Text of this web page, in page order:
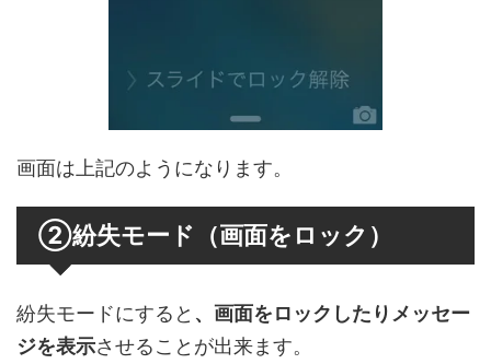
画面は上記のようになります。
②紛失モード（画面をロック）
紛失モードにすると 、画面をロックしたりメッセー
ジを表示させることが出来ます。